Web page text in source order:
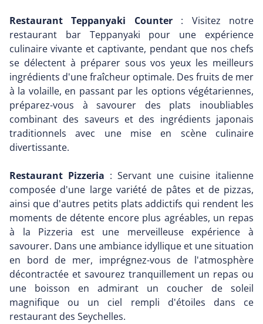
Restaurant Teppanyaki Counter: Visitez notre
restaurant bar Teppanyaki pour une expérience
culinaire vivante et captivante, pendant que nos chefs
se délectent à préparer sous vos yeux les meilleurs
ingrédients d'une fraîcheur optimale. Des fruits de mer
à la volaille, en passant par les options végétariennes,
préparez-vous à savourer des plats inoubliables
combinant des saveurs et des ingrédients japonais
traditionnels avec une mise en scène culinaire
divertissante.
Restaurant Pizzeria : Servant une cuisine italienne
composée d'une large variété de pâtes et de pizzas,
ainsi que d'autres petits plats addictifs qui rendent les
moments de détente encore plus agréables, un repas
à la Pizzeria est une merveilleuse expérience à
savourer. Dans une ambiance idyllique et une situation
en bord de mer, imprégnez-vous de l'atmosphère
décontractée et savourez tranquillement un repas ou
une boisson en admirant un coucher de soleil
magnifique ou un ciel rempli d'étoiles dans ce
restaurant des Seychelles.